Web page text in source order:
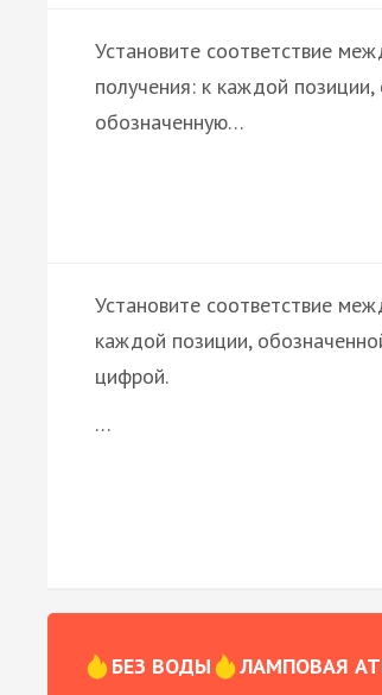
Установите соответствие
получения: к каждой
обозначенную…
Установите соответствие
каждой позиции,
цифрой.
…
БЕЗ ВОДЫ ЛАМПОВАЯ